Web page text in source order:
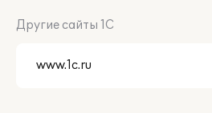
Другие сайты 1С